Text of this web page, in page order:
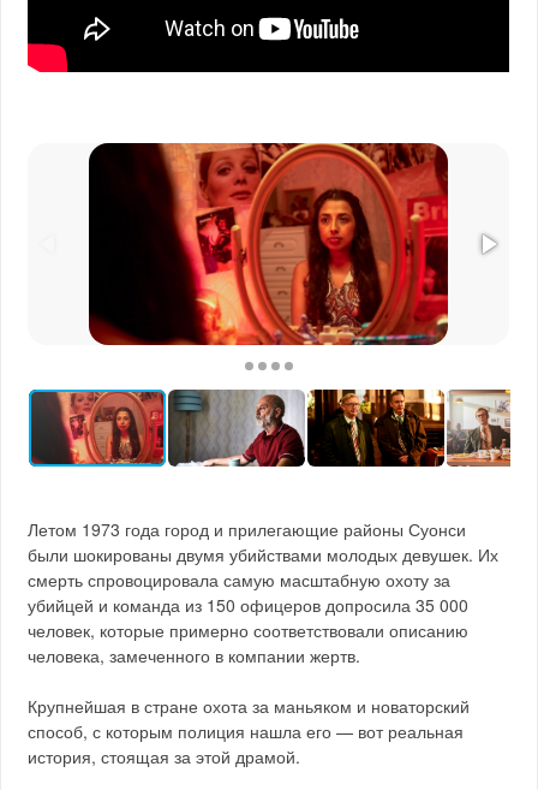
Летом 1973 года город и прилегающие районы Суонси
были шокированы двумя убийствами молодых девушек. Их
смерть спровоцировала самую масштабную охоту за
убийцей и команда из 150 офицеров допросила 35 000
человек, которые примерно соответствовали описанию
человека, замеченного в компании жертв.
Крупнейшая в стране охота за маньяком и новаторский
способ, с которым полиция нашла его — вот реальная
история, стоящая за этой драмой.